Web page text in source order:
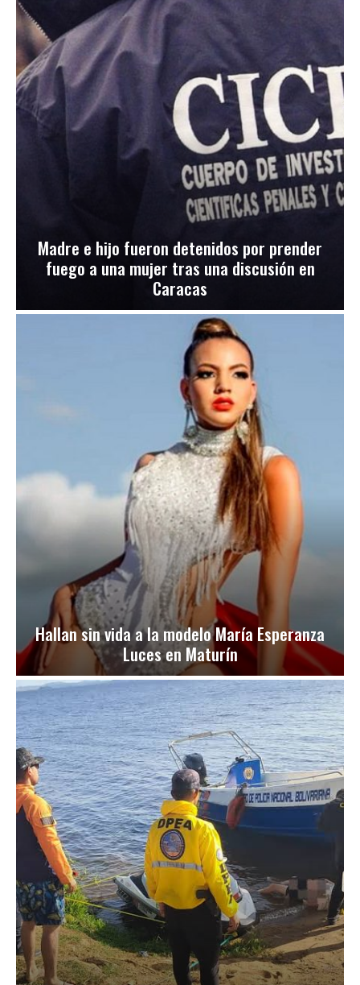
Madre e hijo fueron detenidos por prender
fuego a una mujer tras una discusión en
Caracas
Hallan sin vida a la modelo María Esperanza
Luces en Maturín